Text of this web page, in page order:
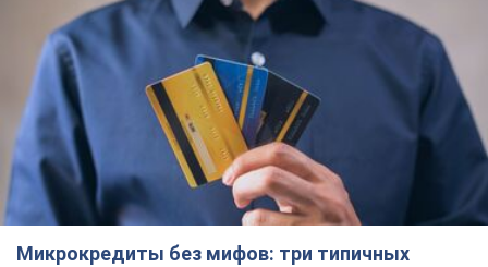
Микрокредиты без мифов: три типичных